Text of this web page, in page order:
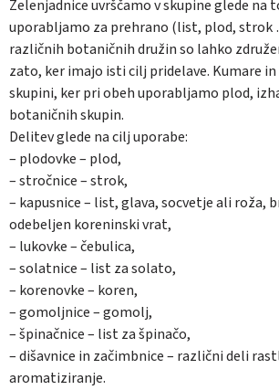
Zelenjadnice uvrščamo v skupine glede na
uporabljamo za prehrano (list, plod, strok
različnih botaničnih družin so lahko
zato, ker imajo isti cilj pridelave. Kumare
skupini, ker pri obeh uporabljamo plod,
botaničnih skupin.
Delitev glede na cilj uporabe:
– plodovke – plod,
– stročnice – strok,
– kapusnice – list, glava, socvetje ali roža,
odebeljen koreninski vrat,
– lukovke – čebulica,
– solatnice – list za solato,
– korenovke – koren,
– gomoljnice – gomolj,
– špinačnice – list za špinačo,
– dišavnice in začimbnice – različni deli
aromatiziranje.